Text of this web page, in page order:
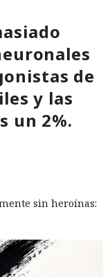
de
y las
un 2%.
sin heroínas: